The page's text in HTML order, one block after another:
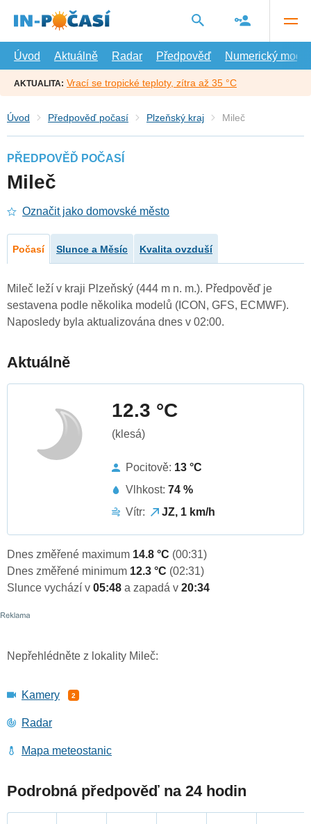
hlavní
Úvod
Aktuálně Radar Předpověď Numerický model
AKTUALITA: Vrací se tropické teploty, zítra až 35 °C
Úvod Předpověď počasí Plzeňský kraj Mileč
PŘEDPOVĚĎ POČASÍ
Mileč
Označit jako domovské město
Počasí Slunce a Měsíc Kvalita ovzduší
Mileč leží v kraji Plzeňský (444 m n. m.). Předpověď je
sestavena podle několika modelů (ICON, GFS, ECMWF).
Naposledy byla aktualizována dnes v 02:00.
Aktuálně
12.3 °C
(klesá)
Pocitově: 13 °C
Vlhkost: 74 %
Vítr:
JZ, 1 km/h
Dnes změřené maximum 14.8 °C (00:31)
Dnes změřené minimum 12.3 °C (02:31)
Slunce vychází v 05:48 a zapadá v 20:34
Nepřehlédněte z lokality Mileč:
Kamery 2
Radar
Mapa meteostanic
Podrobná předpověď na 24 hodin